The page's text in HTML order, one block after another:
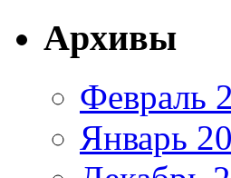
Архивы
Февраль
Январь